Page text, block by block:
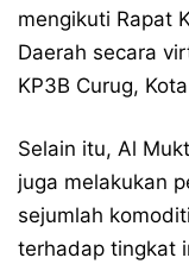
mengikuti Rapat
Daerah secara
KP3B Curug,
Selain itu, Al
juga melakukan
sejumlah
terhadap tingkat